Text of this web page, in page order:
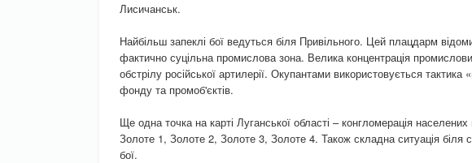
Лисичанськ.
Найбільш запеклі бої ведуться біля Привільного. Цей плацдарм
фактично суцільна промислова зона. Велика концентрація
обстрілу російської артилерії. Окупантами використовується
фонду та промоб'єктів.
Ще одна точка на карті Луганської області – конгломерація
Золоте 1, Золоте 2, Золоте 3, Золоте 4. Також складна ситуація біля
бої.